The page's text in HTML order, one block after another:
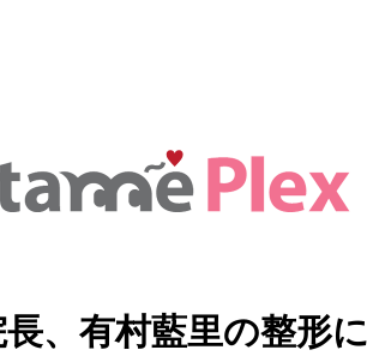
、有村藍里の整形